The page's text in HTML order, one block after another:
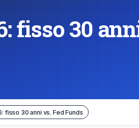
fisso 30
fisso 30 anni vs. Fed Funds